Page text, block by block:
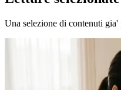
Una selezione di contenuti